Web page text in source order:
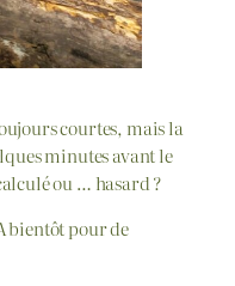
courtes, mais la
minutes avant le
ou … hasard ?
bientôt pour de